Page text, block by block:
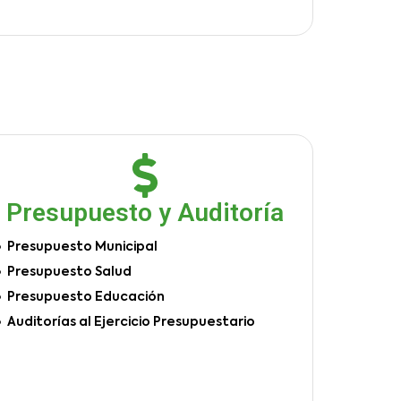
Presupuesto y Auditoría
Presupuesto Municipal
Presupuesto Salud
Presupuesto Educación
Auditorías al Ejercicio Presupuestario